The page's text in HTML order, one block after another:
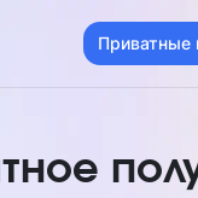
Приватные